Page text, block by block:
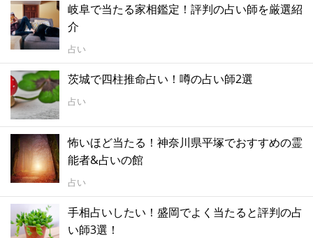
岐阜で当たる家相鑑定！評判の占い師を厳選紹
介
占い
茨城で四柱推命占い！噂の占い師2選
占い
怖いほど当たる！神奈川県平塚でおすすめの霊
能者&占いの館
占い
手相占いしたい！盛岡でよく当たると評判の占
い師3選！